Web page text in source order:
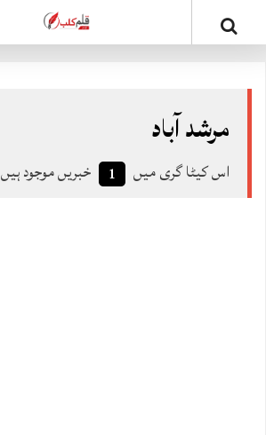
مرشد آباد
اس کیٹا گری میں 1 خبریں موجود ہیں